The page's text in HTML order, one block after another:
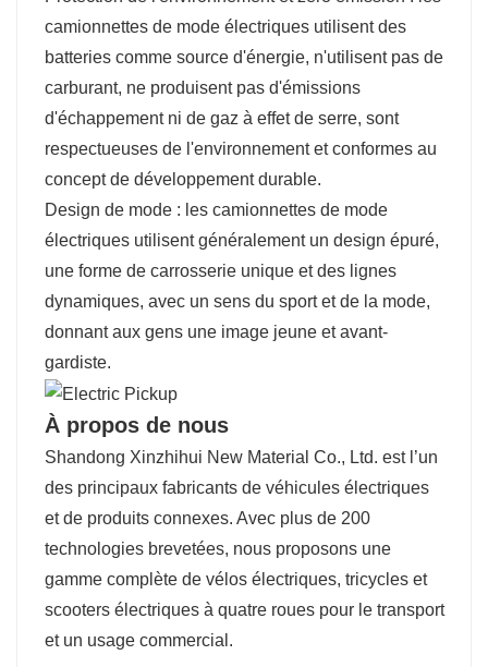
camionnettes de mode électriques utilisent des
batteries comme source d'énergie, n'utilisent pas de
carburant, ne produisent pas d'émissions
d'échappement ni de gaz à effet de serre, sont
respectueuses de l'environnement et conformes au
concept de développement durable.
Design de mode : les camionnettes de mode
électriques utilisent généralement un design épuré,
une forme de carrosserie unique et des lignes
dynamiques, avec un sens du sport et de la mode,
donnant aux gens une image jeune et avant-
gardiste.
À propos de nous
Shandong Xinzhihui New Material Co., Ltd. est l’un
des principaux fabricants de véhicules électriques
et de produits connexes. Avec plus de 200
technologies brevetées, nous proposons une
gamme complète de vélos électriques, tricycles et
scooters électriques à quatre roues pour le transport
et un usage commercial.